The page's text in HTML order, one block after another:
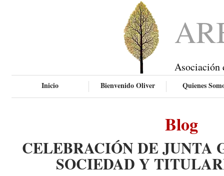
Asociación
Inicio Bienvenido Oliver Quienes
Blog
CELEBRACIÓN DE JUNTA
SOCIEDAD Y